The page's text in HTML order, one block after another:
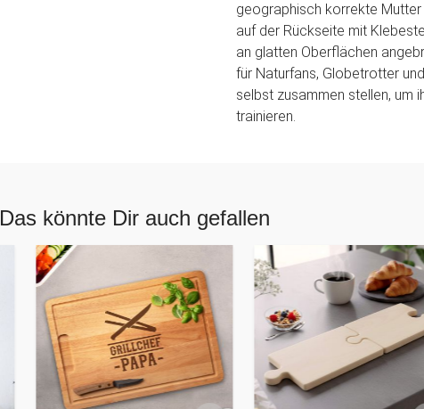
geographisch korrekte
auf der Rückseite mit
an glatten Oberflächen
für Naturfans, Globetrotter
selbst zusammen stellen, um
trainieren.
Das könnte Dir auch gefallen